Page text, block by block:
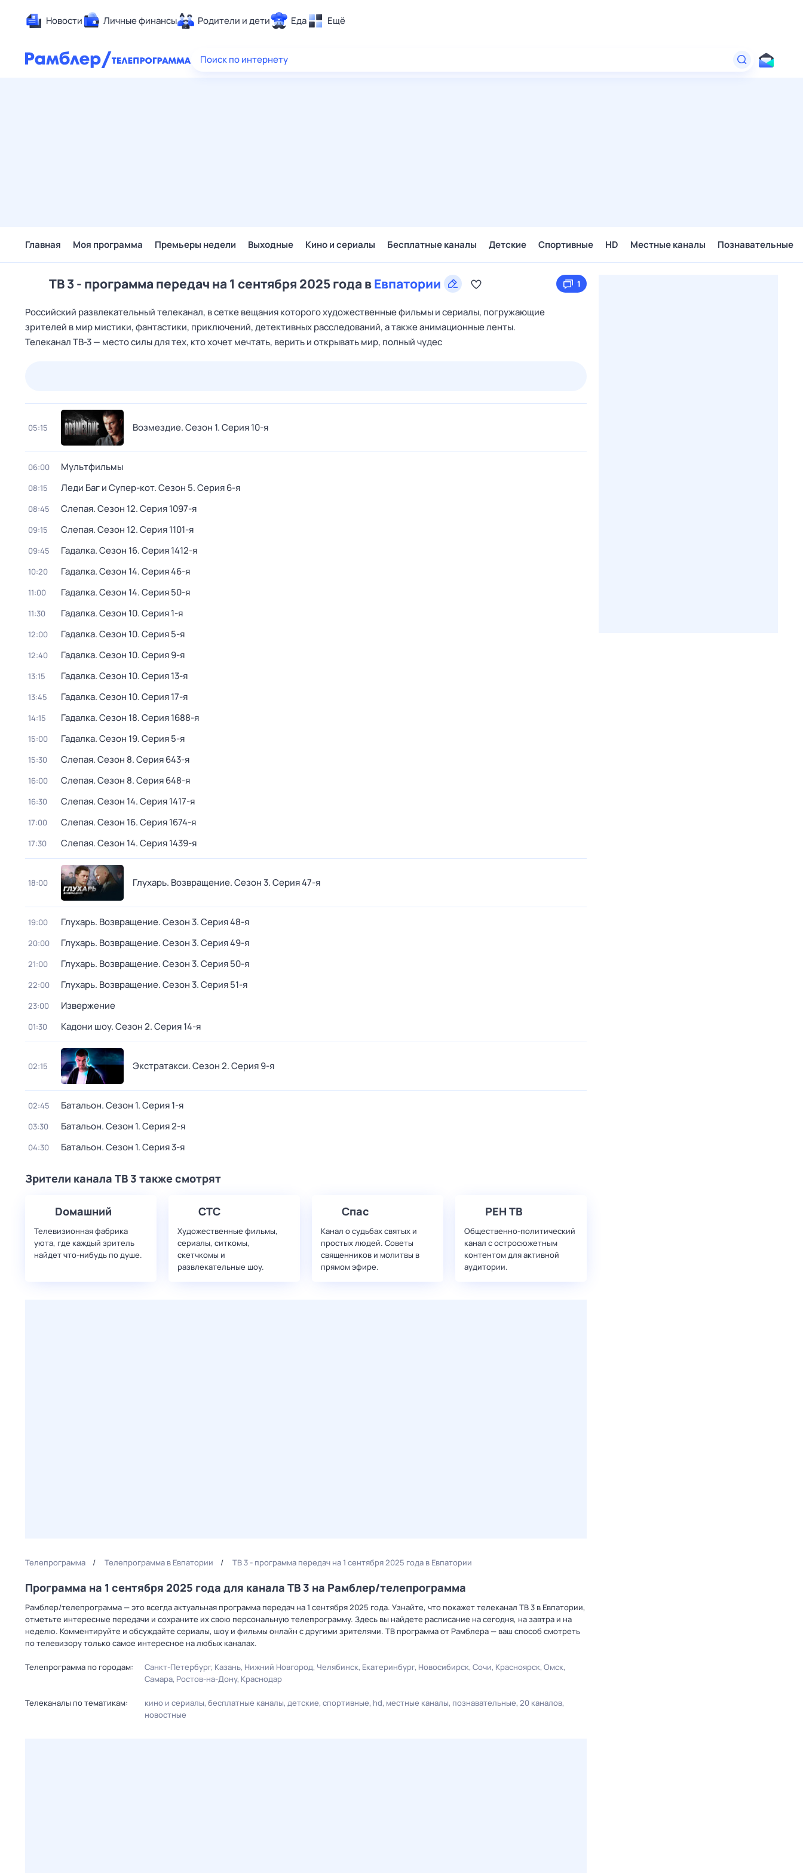
Новости Личные финансы Родители и дети Еда Ещё
Здоровье
Поиск по интернету
Главная Моя программа Премьеры недели Выходные Кино и сериалы Бесплатные каналы Детские Спортивные HD Местные каналы Познавательные
ТВ 3 - программа передач на 1 сентября 2025 года вЕвпатории 1
Российский развлекательный телеканал, в сетке вещания которого художественные фильмы и сериалы, погружающие
зрителей в мир мистики, фантастики, приключений, детективных расследований, а также анимационные ленты.
Телеканал ТВ-3 — место силы для тех, кто хочет мечтать, верить и открывать мир, полный чудес
05:15 Возмездие. Сезон 1. Серия 10-я
06:00 Мультфильмы
08:15 Леди Баг и Супер-кот. Сезон 5. Серия 6-я
08:45 Слепая. Сезон 12. Серия 1097-я
09:15 Слепая. Сезон 12. Серия 1101-я
09:45 Гадалка. Сезон 16. Серия 1412-я
10:20 Гадалка. Сезон 14. Серия 46-я
11:00 Гадалка. Сезон 14. Серия 50-я
11:30 Гадалка. Сезон 10. Серия 1-я
12:00 Гадалка. Сезон 10. Серия 5-я
12:40 Гадалка. Сезон 10. Серия 9-я
13:15 Гадалка. Сезон 10. Серия 13-я
13:45 Гадалка. Сезон 10. Серия 17-я
14:15 Гадалка. Сезон 18. Серия 1688-я
15:00 Гадалка. Сезон 19. Серия 5-я
15:30 Слепая. Сезон 8. Серия 643-я
16:00 Слепая. Сезон 8. Серия 648-я
16:30 Слепая. Сезон 14. Серия 1417-я
17:00 Слепая. Сезон 16. Серия 1674-я
17:30 Слепая. Сезон 14. Серия 1439-я
18:00 Глухарь. Возвращение. Сезон 3. Серия 47-я
19:00 Глухарь. Возвращение. Сезон 3. Серия 48-я
20:00 Глухарь. Возвращение. Сезон 3. Серия 49-я
21:00 Глухарь. Возвращение. Сезон 3. Серия 50-я
22:00 Глухарь. Возвращение. Сезон 3. Серия 51-я
23:00 Извержение
01:30 Кадони шоу. Сезон 2. Серия 14-я
02:15 Экстратакси. Сезон 2. Серия 9-я
02:45 Батальон. Сезон 1. Серия 1-я
03:30 Батальон. Сезон 1. Серия 2-я
04:30 Батальон. Сезон 1. Серия 3-я
Зрители канала ТВ 3 также смотрят
Dомашний
Телевизионная фабрика
уюта, где каждый зритель
найдет что‑нибудь по душе.
СТС
Художественные фильмы,
сериалы, ситкомы,
скетчкомы и
развлекательные шоу.
Спас
Канал о судьбах святых и
простых людей. Советы
священников и молитвы в
прямом эфире.
РЕН ТВ
Общественно-политический
канал с остросюжетным
контентом для активной
аудитории.
Телепрограмма Телепрограмма в Евпатории ТВ 3 - программа передач на 1 сентября 2025 года в Евпатории
Программа на 1 сентября 2025 года для канала ТВ 3 на Рамблер/телепрограмма
Рамблер/телепрограмма — это всегда актуальная программа передач на 1 сентября 2025 года. Узнайте, что покажет телеканал ТВ 3 в Евпатории,
отметьте интересные передачи и сохраните их свою персональную телепрограмму. Здесь вы найдете расписание на сегодня, на завтра и на
неделю. Комментируйте и обсуждайте сериалы, шоу и фильмы онлайн с другими зрителями. ТВ программа от Рамблера — ваш способ смотреть
по телевизору только самое интересное на любых каналах.
Телепрограмма по городам: Санкт-Петербург Казань Нижний Новгород Челябинск Екатеринбург Новосибирск Сочи Красноярск Омск
Самара Ростов-на-Дону Краснодар
Телеканалы по тематикам: кино и сериалы бесплатные каналы детские спортивные hd местные каналы познавательные 20 каналов
новостные